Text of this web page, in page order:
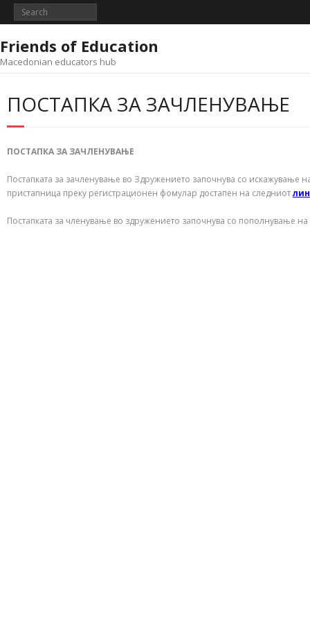
Skip
Friends of Education
Macedonian educators hub
ПОСТАПКА ЗА ЗАЧЛЕНУВАЊЕ
ПОСТАПКА ЗА ЗАЧЛЕНУВАЊЕ
Постапката за зачленување во Здружението започнува со искажување
пристапница преку регистрационен фомулар достапен на следниот
Постапката за членување во здружението започнува со пополнување